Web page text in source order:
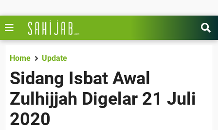
Home Update
Sidang Isbat Awal
Zulhijjah Digelar 21 Juli
2020